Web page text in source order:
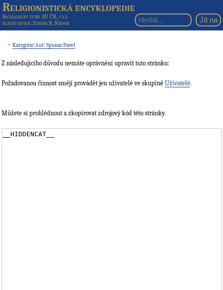
Religionistická encyklopedie
Sociologický ústav AV ČR, v.v.i.
hlavní editor: Zdeněk R. Nešpor
←Kategorie:Aut: Spunar Pavel
Z následujícího důvodu nemáte oprávnění upravit tuto stránku:
Požadovanou činnost smějí provádět jen uživatelé ve skupině Uživatelé.
Můžete si prohlédnout a zkopírovat zdrojový kód této stránky.